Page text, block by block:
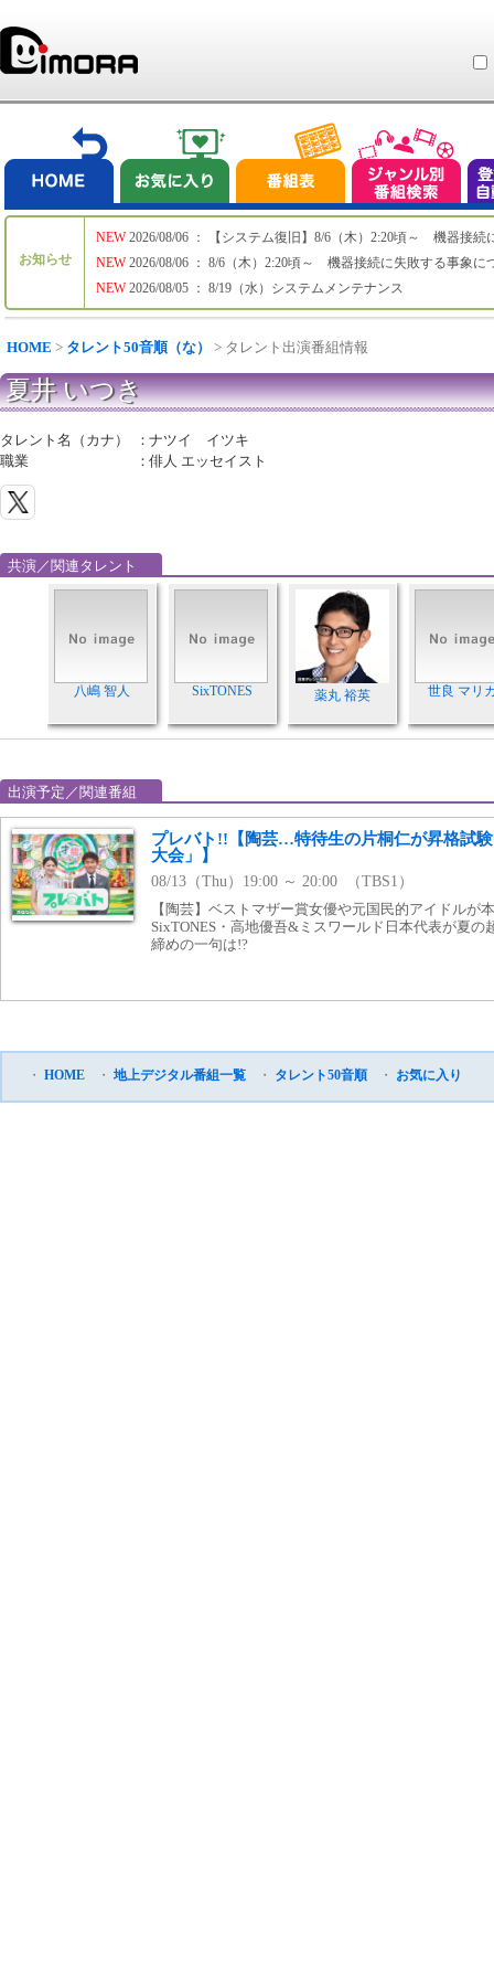
お知らせ
NEW
NEW
NEW
2026/08/06 ： 【システム復旧】8/6（木）2:20頃～ 機器接続
2026/08/06 ： 8/6（木）2:20頃～ 機器接続に失敗する事象に
2026/08/05 ： 8/19（水）システムメンテナンス
HOME > タレント50音順（な） > タレント出演番組情報
夏井 いつき
タレント名（カナ） ：ナツイ イツキ
職業
：俳人 エッセイスト
共演／関連タレント
八嶋 智人 SixTONES 薬丸 裕英 世良 マリ
出演予定／関連番組
プレバト!!【陶芸…特待生の片桐仁が昇格試
大会」】
08/13（Thu）19:00 ～ 20:00 （TBS1）
【陶芸】ベストマザー賞女優や元国民的アイドルが
SixTONES・高地優吾&ミスワールド日本代表が夏の
締めの一句は!?
・ HOME ・ 地上デジタル番組一覧 ・ タレント50音順 ・ お気に入り